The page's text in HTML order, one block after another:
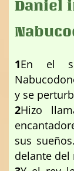
Daniel
1En el
y se
2Hizo
sus
delante del